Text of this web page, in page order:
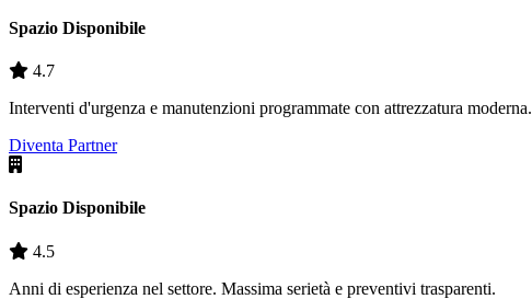
Spazio Disponibile
4.7
Interventi d'urgenza e manutenzioni programmate con attrezzatura moderna.
Diventa Partner
Spazio Disponibile
4.5
Anni di esperienza nel settore. Massima serietà e preventivi trasparenti.